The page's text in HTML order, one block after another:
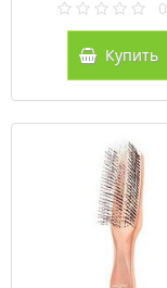
0
Купить